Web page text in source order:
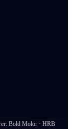
Bold Molor · HRB